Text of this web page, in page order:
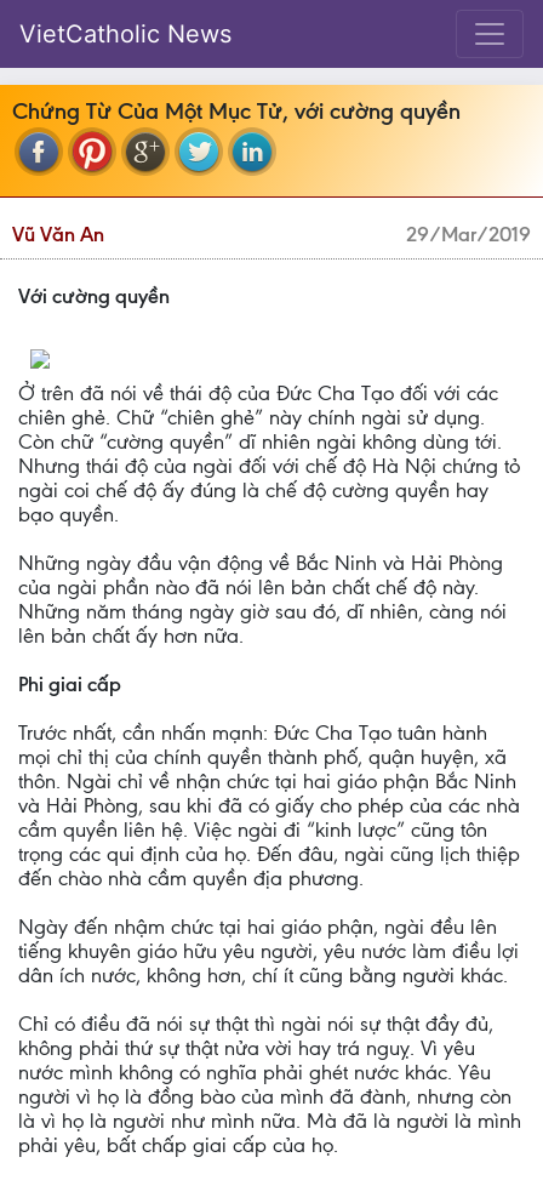
VietCatholic News
Chứng Từ Của Một Mục Tử, với cường quyền
Vũ Văn An 29/Mar/2019
Với cường quyền
Ở trên đã nói về thái độ của Đức Cha Tạo đối với các
chiên ghẻ. Chữ “chiên ghẻ” này chính ngài sử dụng.
Còn chữ “cường quyền” dĩ nhiên ngài không dùng tới.
Nhưng thái độ của ngài đối với chế độ Hà Nội chứng tỏ
ngài coi chế độ ấy đúng là chế độ cường quyền hay
bạo quyền.
Những ngày đầu vận động về Bắc Ninh và Hải Phòng
của ngài phần nào đã nói lên bản chất chế độ này.
Những năm tháng ngày giờ sau đó, dĩ nhiên, càng nói
lên bản chất ấy hơn nữa.
Phi giai cấp
Trước nhất, cần nhấn mạnh: Đức Cha Tạo tuân hành
mọi chỉ thị của chính quyền thành phố, quận huyện, xã
thôn. Ngài chỉ về nhận chức tại hai giáo phận Bắc Ninh
và Hải Phòng, sau khi đã có giấy cho phép của các nhà
cầm quyền liên hệ. Việc ngài đi “kinh lược” cũng tôn
trọng các qui định của họ. Đến đâu, ngài cũng lịch thiệp
đến chào nhà cầm quyền địa phương.
Ngày đến nhậm chức tại hai giáo phận, ngài đều lên
tiếng khuyên giáo hữu yêu người, yêu nước làm điều lợi
dân ích nước, không hơn, chí ít cũng bằng người khác.
Chỉ có điều đã nói sự thật thì ngài nói sự thật đầy đủ,
không phải thứ sự thật nửa vời hay trá nguỵ. Vì yêu
nước mình không có nghĩa phải ghét nước khác. Yêu
người vì họ là đồng bào của mình đã đành, nhưng còn
là vì họ là người như mình nữa. Mà đã là người là mình
phải yêu, bất chấp giai cấp của họ.